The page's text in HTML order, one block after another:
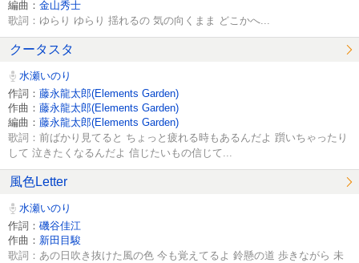
編曲： 金山秀士
歌詞：ゆらり ゆらり 揺れるの 気の向くまま どこかへ...
クータスタ
水瀬いのり
作詞： 藤永龍太郎(Elements Garden)
作曲： 藤永龍太郎(Elements Garden)
編曲： 藤永龍太郎(Elements Garden)
歌詞：前ばかり見てると ちょっと疲れる時もあるんだよ 躓いちゃったり
して 泣きたくなるんだよ 信じたいもの信じて...
風色Letter
水瀬いのり
作詞： 磯谷佳江
作曲： 新田目駿
歌詞：あの日吹き抜けた風の色 今も覚えてるよ 鈴懸の道 歩きながら 未